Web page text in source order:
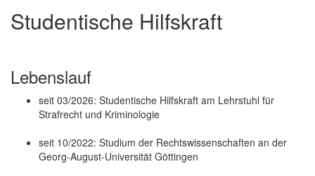
Studentische Hilfskraft
Lebenslauf
seit 03/2026: Studentische Hilfskraft am Lehrstuhl für
Strafrecht und Kriminologie
seit 10/2022: Studium der Rechtswissenschaften an der
Georg-August-Universität Göttingen